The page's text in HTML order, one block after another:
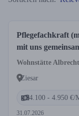
Pflegefachkraft
mit uns
Wohnstätte
Ziesar
4.100 - 4.950 €/
31.07.2026